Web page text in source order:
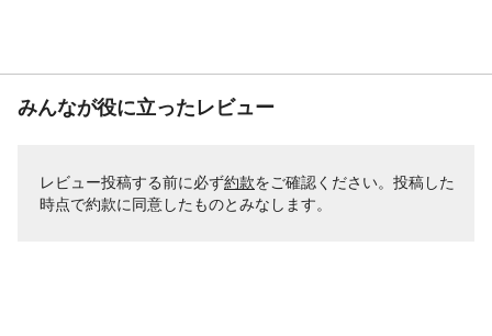
みんなが役に立ったレビュー
レビュー投稿する前に必ず約款をご確認ください。投稿した
時点で約款に同意したものとみなします。